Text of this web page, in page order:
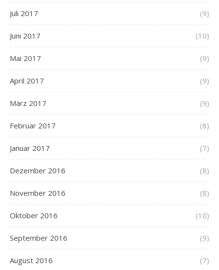
Juli 2017 (9)
Juni 2017 (10)
Mai 2017 (9)
April 2017 (9)
März 2017 (9)
Februar 2017 (8)
Januar 2017 (7)
Dezember 2016 (8)
November 2016 (8)
Oktober 2016 (10)
September 2016 (9)
August 2016 (7)